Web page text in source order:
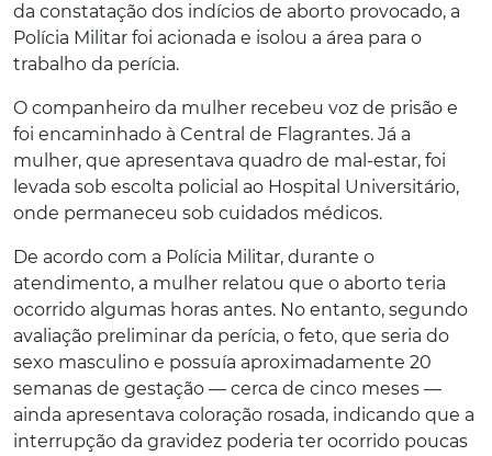
da constatação dos indícios de aborto provocado, a
Polícia Militar foi acionada e isolou a área para o
trabalho da perícia.
O companheiro da mulher recebeu voz de prisão e
foi encaminhado à Central de Flagrantes. Já a
mulher, que apresentava quadro de mal-estar, foi
levada sob escolta policial ao Hospital Universitário,
onde permaneceu sob cuidados médicos.
De acordo com a Polícia Militar, durante o
atendimento, a mulher relatou que o aborto teria
ocorrido algumas horas antes. No entanto, segundo
avaliação preliminar da perícia, o feto, que seria do
sexo masculino e possuía aproximadamente 20
semanas de gestação — cerca de cinco meses —
ainda apresentava coloração rosada, indicando que a
interrupção da gravidez poderia ter ocorrido poucas